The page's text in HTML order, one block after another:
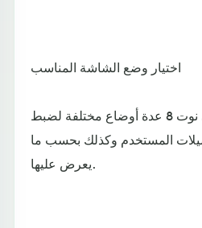
اختيار وضع الشاشة المناسب
يوفر هاتف جالكسي نوت 8 عدة أوضاع مختلفة لضبط
المستخدم وكذلك بحسب ما
يعرض عليها.